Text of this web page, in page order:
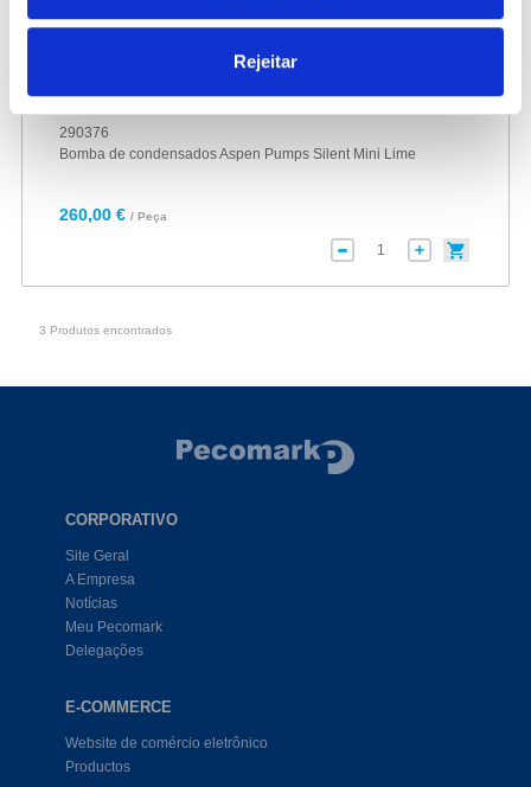
Rejeitar
290376
Bomba de condensados Aspen Pumps Silent Mini Lime
260,00 € / Peça
3 Produtos encontrados
CORPORATIVO
Site Geral
A Empresa
Notícias
Meu Pecomark
Delegações
E-COMMERCE
Website de comércio eletrônico
Productos